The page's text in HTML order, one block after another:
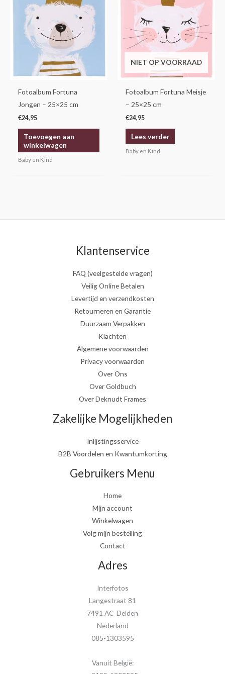
Fotoalbum Fortuna
Jongen – 25×25 cm
€24,95
Toevoegen aan
winkelwagen
Baby en Kind
NIET OP VOORRAAD
Fotoalbum Fortuna Meisje
– 25×25 cm
€24,95
Lees verder
Baby en Kind
Klantenservice
FAQ (veelgestelde vragen)
Veilig Online Betalen
Levertijd en verzendkosten
Retourneren en Garantie
Duurzaam Verpakken
Klachten
Algemene voorwaarden
Privacy voorwaarden
Over Ons
Over Goldbuch
Over Deknudt Frames
Zakelijke Mogelijkheden
Inlijstingsservice
B2B Voordelen en Kwantumkorting
Gebruikers Menu
Home
Mijn account
Winkelwagen
Volg mijn bestelling
Contact
Adres
Interfotos
Langestraat 81
7491 AC Delden
Nederland
085-1303595
Vanuit België: